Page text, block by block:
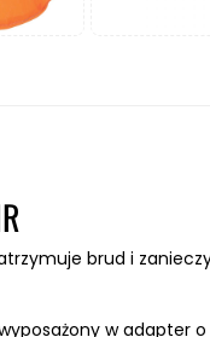
brud i
w adapter